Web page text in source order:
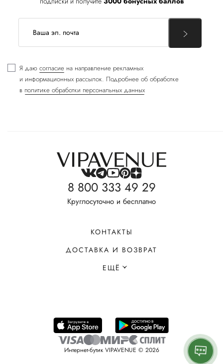
Я даю согласие на направление рекламных
и информационных рассылок. Подробнее об обработке
в политике обработки персональных данных
8 800 333 49 29
Круглосуточно и бесплатно
КОНТАКТЫ
ДОСТАВКА И ВОЗВРАТ
ЕЩЁ
Интернет-бутик VIPAVENUE © 2026